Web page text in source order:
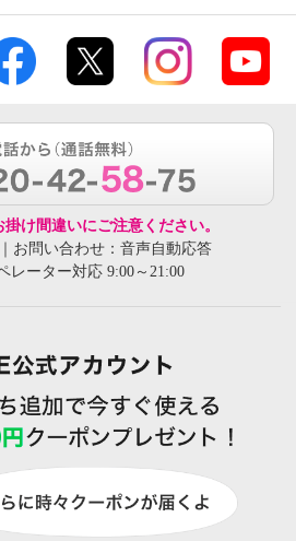
け間違いにご注意ください。
お問い合わせ：音声自動応答
レーター対応 9:00～21:00